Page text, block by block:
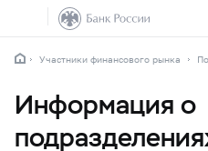
Участники финансового рынка
Информация о